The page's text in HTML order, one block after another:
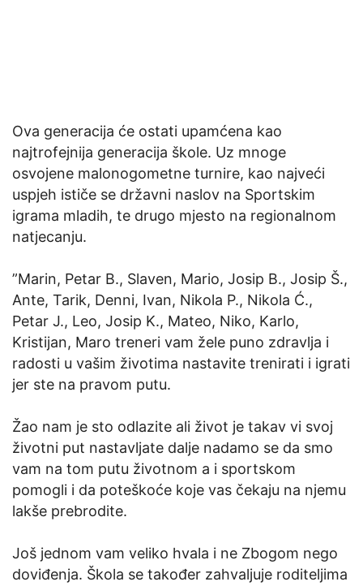
Ova generacija će ostati upamćena kao
najtrofejnija generacija škole. Uz mnoge
osvojene malonogometne turnire, kao najveći
uspjeh ističe se državni naslov na Sportskim
igrama mladih, te drugo mjesto na regionalnom
natjecanju.
”Marin, Petar B., Slaven, Mario, Josip B., Josip Š.,
Ante, Tarik, Denni, Ivan, Nikola P., Nikola Ć.,
Petar J., Leo, Josip K., Mateo, Niko, Karlo,
Kristijan, Maro treneri vam žele puno zdravlja i
radosti u vašim životima nastavite trenirati i igrati
jer ste na pravom putu.
Žao nam je sto odlazite ali život je takav vi svoj
životni put nastavljate dalje nadamo se da smo
vam na tom putu životnom a i sportskom
pomogli i da poteškoće koje vas čekaju na njemu
lakše prebrodite.
Još jednom vam veliko hvala i ne Zbogom nego
doviđenja. Škola se također zahvaljuje roditeljima